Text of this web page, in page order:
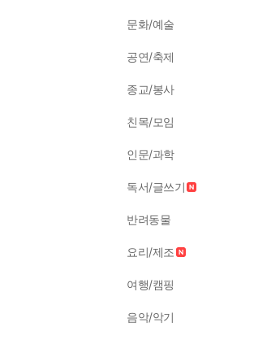
문화/예술
공연/축제
종교/봉사
친목/모임
인문/과학
독서/글쓰기
반려동물
요리/제조
여행/캠핑
음악/악기